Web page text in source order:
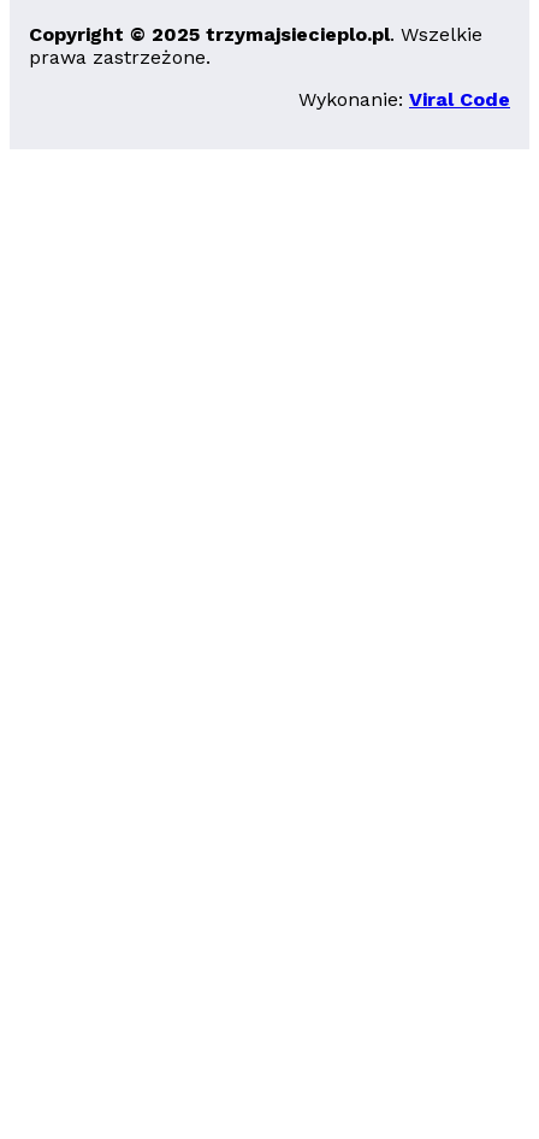
Copyright © 2025 trzymajsiecieplo.pl. Wszelkie
prawa zastrzeżone.
Wykonanie: Viral Code